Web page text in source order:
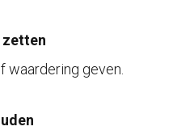
zetten
waardering geven.